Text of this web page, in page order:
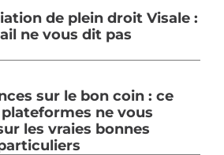
de plein droit Visale :
ne vous dit pas
sur le bon coin : ce
ne vous
les vraies bonnes